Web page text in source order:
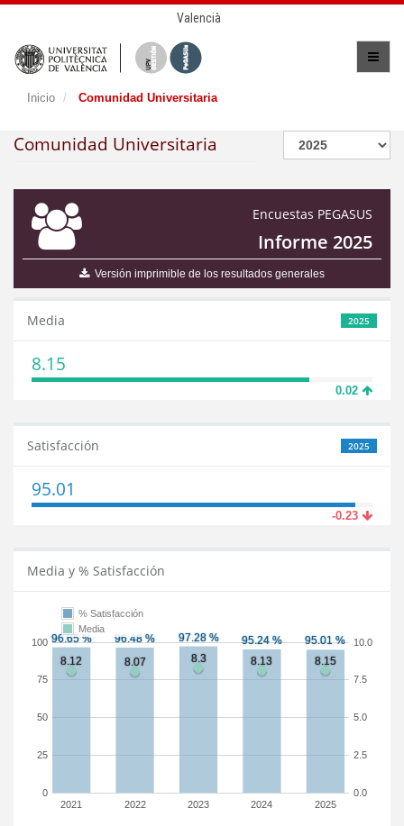
Valencià
Inicio Comunidad Universitaria
Comunidad Universitaria
Encuestas PEGASUS
Informe 2025
Versión imprimible de los resultados generales
2025
Media
8.15
0.02
2025
Satisfacción
95.01
-0.23
Media y % Satisfacción
2021 2022 2023 2024 2025
0
25
50
75
100
0.0
2.5
5.0
7.5
10.0
% Satisfacción
Media